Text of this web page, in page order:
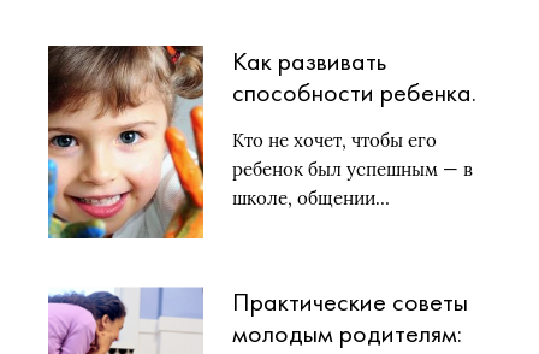
Как развивать
способности ребенка.
Советы родителям
дошкольников и детей
раннего возраста
Кто не хочет, чтобы его
ребенок был успешным — в
школе, общении…
Практические советы
молодым родителям: